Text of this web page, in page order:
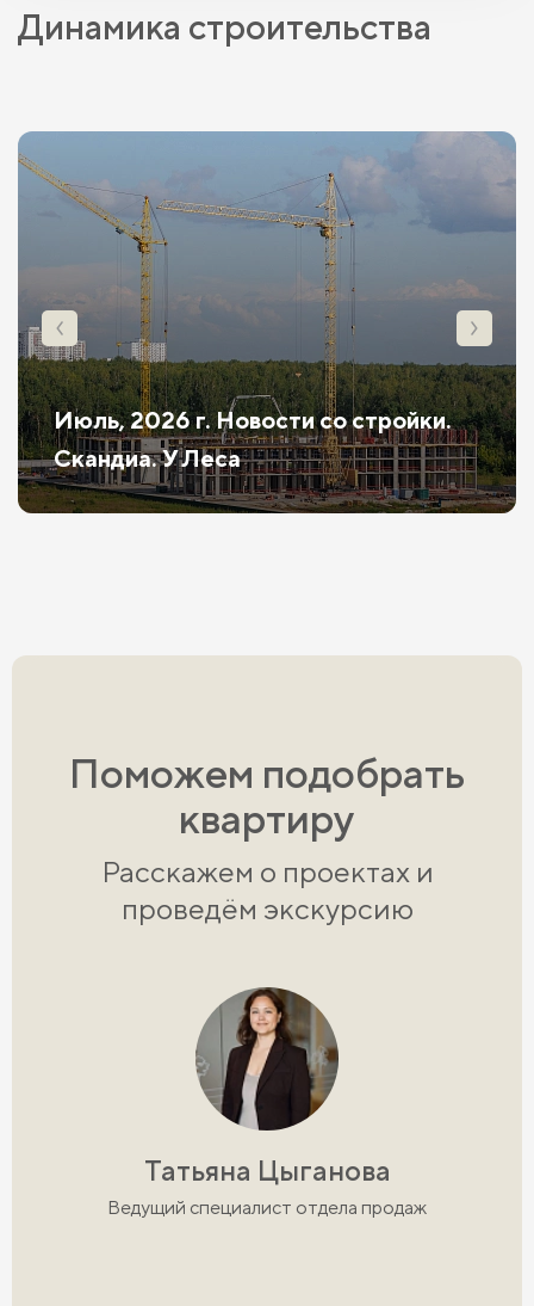
Динамика строительства
Июль, 2026 г. Новости со стройки.
Скандиа. У Леса
Поможем подобрать
квартиру
Расскажем о проектах и
проведём экскурсию
Татьяна Цыганова
Ведущий специалист отдела продаж